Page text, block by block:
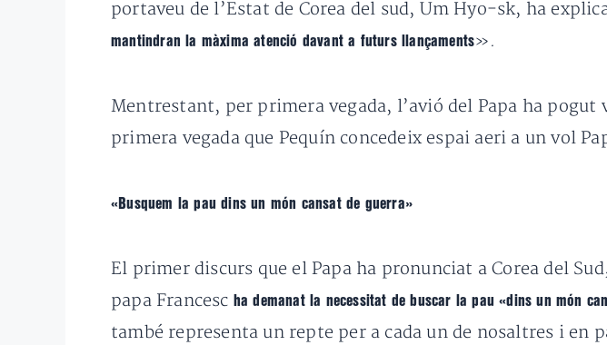
portaveu de l’Estat de Corea del sud, Um Hyo-sk, ha
mantindran la màxima atenció davant a futurs llançaments».
Mentrestant, per primera vegada, l’avió del Papa ha
primera vegada que Pequín concedeix espai aeri a un vol
«Busquem la pau dins un món cansat de guerra»
El primer discurs que el Papa ha pronunciat a Corea del
papa Francesc ha demanat la necessitat de buscar la pau «dins un món
també representa un repte per a cada un de nosaltres i